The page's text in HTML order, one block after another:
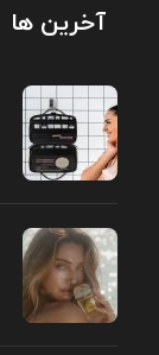
آخرین ها